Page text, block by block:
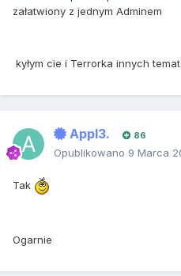
załatwiony z jednym Adminem
kyłym cie i Terrorka innych
Appl3. 86
Opublikowano 9 Marca
Tak
Ogarnie